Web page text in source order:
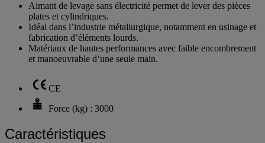
Aimant de levage sans électricité permet de lever des pièces
plates et cylindriques.
Idéal dans l’industrie métallurgique, notamment en usinage et
fabrication d’éléments lourds.
Matériaux de hautes performances avec faible encombrement
et manoeuvrable d’une seule main.
CE
Force (kg) : 3000
Caractéristiques